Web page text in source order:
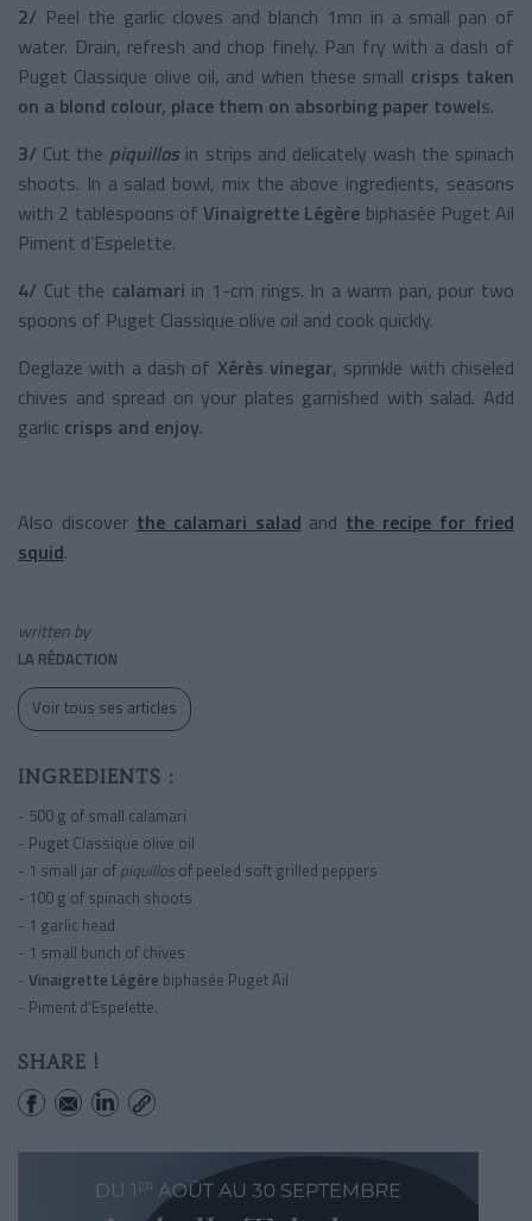
2/ Peel the garlic cloves and blanch 1mn in a small pan of
water. Drain, refresh and chop finely. Pan fry with a dash of
Puget Classique olive oil, and when these small crisps taken
on a blond colour, place them on absorbing paper towels.
3/ Cut the piquillos in strips and delicately wash the spinach
shoots. In a salad bowl, mix the above ingredients, seasons
with 2 tablespoons of Vinaigrette Légère biphasée Puget Ail
Piment d’Espelette.
4/ Cut the calamari in 1-cm rings. In a warm pan, pour two
spoons of Puget Classique olive oil and cook quickly.
Deglaze with a dash of Xérès vinegar, sprinkle with chiseled
chives and spread on your plates garnished with salad. Add
garlic crisps and enjoy.
Also discover the calamari salad and the recipe for fried
squid.
written by
LA RÉDACTION
Voir tous ses articles
INGREDIENTS :
- 500 g of small calamari
- Puget Classique olive oil
- 1 small jar of piquillos of peeled soft grilled peppers
- 100 g of spinach shoots
- 1 garlic head
- 1 small bunch of chives
- Vinaigrette Légère biphasée Puget Ail
- Piment d’Espelette.
SHARE !